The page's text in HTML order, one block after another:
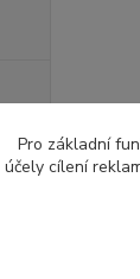
Pro základní
účely cílení